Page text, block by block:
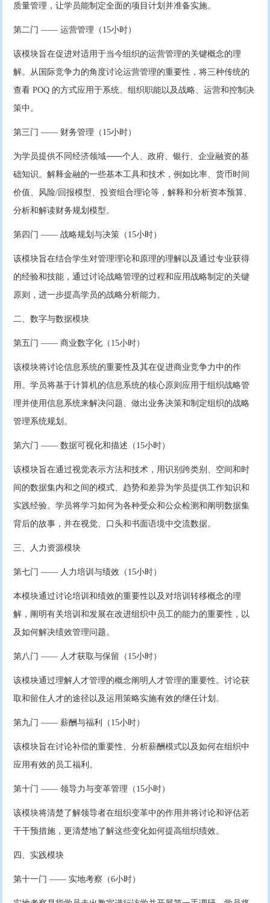
质量管理，让学员能制定全面的项目计划并准备实施。
第二门 —— 运营管理（15小时）
该模块旨在促进对适用于当今组织的运营管理的关键概念的理
解。从国际竞争力的角度讨论运营管理的重要性，将三种传统的
查看 POQ 的方式应用于系统、组织职能以及战略、运营和控制决
策中。
第三门 —— 财务管理（15小时）
为学员提供不同经济领域⸺个人、政府、银行、企业融资的基
础知识。解释金融的一些基本工具和技术，例如比率、货币时间
价值、风险/回报模型、投资组合理论等，解释和分析资本预算、
分析和解读财务规划模型。
第四门 —— 战略规划与决策（15小时）
该模块旨在结合学生对管理理论和原理的理解以及通过专业获得
的经验和技能，通过讨论战略管理的过程和应用战略制定的关键
原则，进一步提高学员的战略分析能力。
二、数字与数据模块
第五门 —— 商业数字化（15小时）
该模块将讨论信息系统的重要性及其在促进商业竞争力中的作
用。学员将基于计算机的信息系统的核心原则应用于组织战略管
理并使用信息系统来解决问题、做出业务决策和制定组织的战略
管理系统规划。
第六门 —— 数据可视化和描述（15小时）
该模块旨在通过视觉表示方法和技术，用识别跨类别、空间和时
间的数据集内和之间的模式、趋势和差异为学员提供工作知识和
实践经验。学员将学习如何为各种受众和公众检测和阐明数据集
背后的故事，并在视觉、口头和书面语境中交流数据。
三、人力资源模块
第七门 —— 人力培训与绩效（15小时）
本模块通过讨论培训和绩效的重要性以及对培训转移概念的理
解，阐明有关培训和发展在改进组织中员工的能力的重要性，以
及如何解决绩效管理问题。
第八门 —— 人才获取与保留（15小时）
该模块通过理解人才管理的概念阐明人才管理的重要性。讨论获
取和留住人才的途径以及运用策略实施有效的继任计划。
第九门 —— 薪酬与福利（15小时）
该模块旨在讨论补偿的重要性、分析薪酬模式以及如何在组织中
应用有效的员工福利。
第十门 —— 领导力与变革管理（15小时）
该模块将清楚了解领导者在组织变革中的作用并将讨论和评估若
干干预措施，更清楚地了解这些变化如何提高组织绩效。
四、实践模块
第十一门 —— 实地考察（6小时）